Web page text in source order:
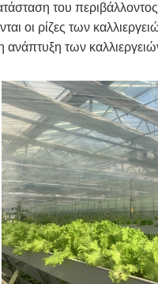
του
οι ρίζες των
των